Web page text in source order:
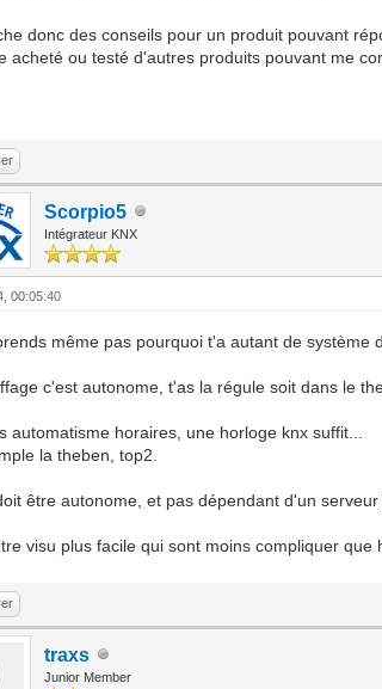
donc des conseils pour un produit pouvant
acheté ou testé d'autres produits pouvant me
Scorpio5
Intégrateur KNX
00:05:40
même pas pourquoi t'a autant de système
c'est autonome, t'as la régule soit dans le
automatisme horaires, une horloge knx suffit...
la theben, top2.
être autonome, et pas dépendant d'un serveur
visu plus facile qui sont moins compliquer
traxs
Junior Member